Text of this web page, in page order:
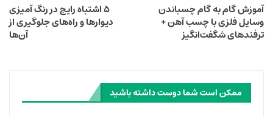
آموزش گام‌ به‌ گام چسباندن
وسایل فلزی با چسب آهن +
ترفندهای شگفت‌انگیز
۵ اشتباه رایج در رنگ ‌آمیزی
دیوارها و راه‌های جلوگیری از
آن‌ها
ممکن است شما دوست داشته باشید